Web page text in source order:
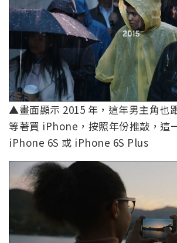
▲畫面顯示 2015 年，這年男主角也
等著買 iPhone，按照年份推敲，這
iPhone 6S 或 iPhone 6S Plus